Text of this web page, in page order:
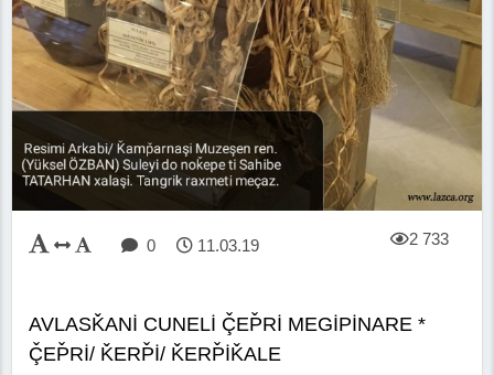
0 11.03.19 2 733
AVLASǨANİ CUNELİ Ç̌EP̌Rİ MEGİPİNARE *
Ç̌EP̌Rİ/ ǨERP̌İ/ ǨERP̌İǨALE